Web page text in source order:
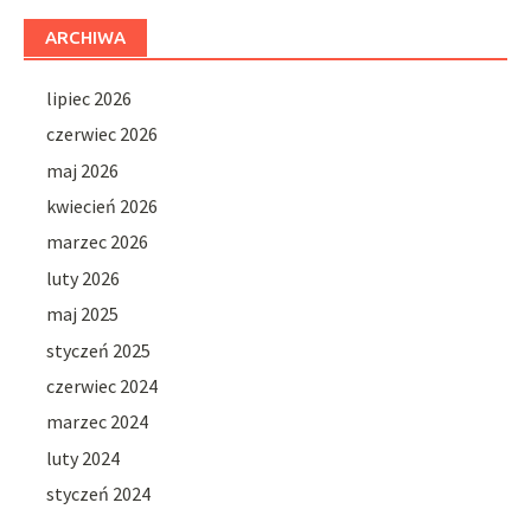
ARCHIWA
lipiec 2026
czerwiec 2026
maj 2026
kwiecień 2026
marzec 2026
luty 2026
maj 2025
styczeń 2025
czerwiec 2024
marzec 2024
luty 2024
styczeń 2024